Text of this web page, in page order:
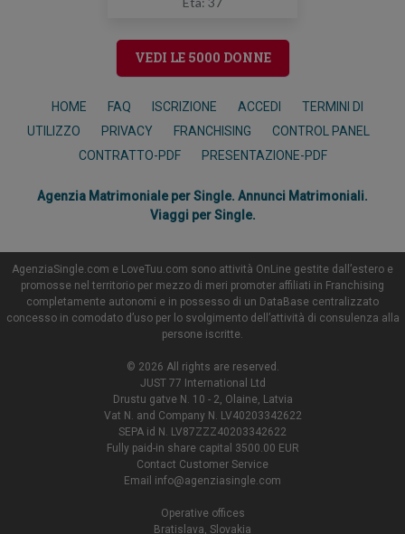
VEDI LE 5000 DONNE
HOME FAQ ISCRIZIONE ACCEDI
TERMINI DI
UTILIZZO
PRIVACY FRANCHISING
CONTROL PANEL
CONTRATTO-PDF
PRESENTAZIONE-PDF
Agenzia Matrimoniale per Single. Annunci Matrimoniali.
Viaggi per Single.
AgenziaSingle.com e LoveTuu.com sono attività OnLine gestite dall’estero e
promosse nel territorio per mezzo di meri promoter affiliati in Franchising
completamente autonomi e in possesso di un DataBase centralizzato
concesso in comodato d’uso per lo svolgimento dell’attività di consulenza alla
persone iscritte.
© 2026 All rights are reserved.
JUST 77 International Ltd
Drustu gatve N. 10 - 2, Olaine, Latvia
Vat N. and Company N. LV40203342622
SEPA id N. LV87ZZZ40203342622
Fully paid-in share capital 3500.00 EUR
Contact Customer Service
Email info@agenziasingle.com
Operative offices
Bratislava, Slovakia